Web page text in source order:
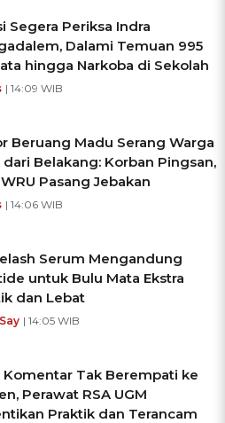
Segera Periksa Indra
Dalami Temuan 995
hingga Narkoba di Sekolah
| 14:09 WIB
Beruang Madu Serang Warga
dari Belakang: Korban Pingsan,
Pasang Jebakan
| 14:06 WIB
Serum Mengandung
untuk Bulu Mata Ekstra
dan Lebat
| 14:05 WIB
Komentar Tak Berempati ke
Perawat RSA UGM
Praktik dan Terancam